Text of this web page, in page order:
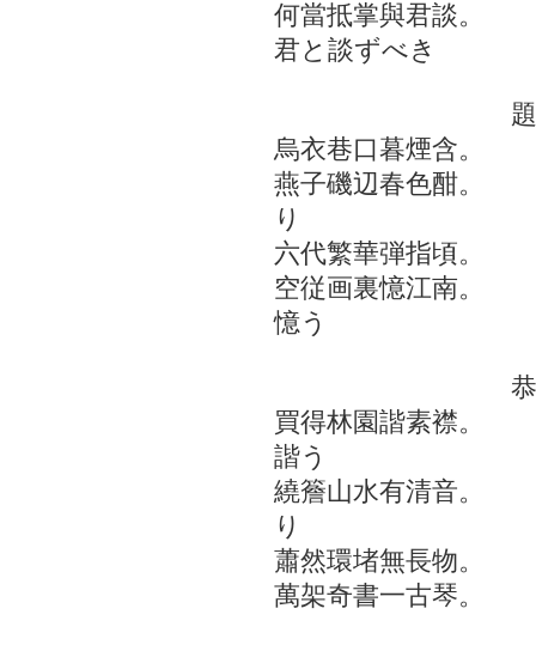
何當抵掌與君談
君と談ずべき
烏衣巷口暮煙含
燕子磯辺春色酣
り
六代繁華弾指頃
空従画裏憶江南
憶う
恭仁山荘
買得林園諧素襟
諧う
繞簷山水有清音
り
蕭然環堵無長物
萬架奇書一古琴